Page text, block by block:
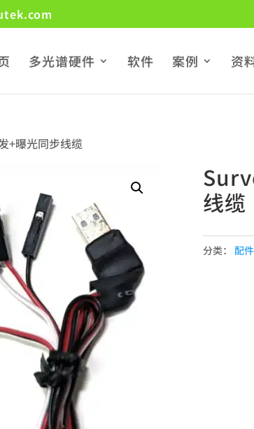
多光谱硬件 软件 案例 资
+曝光同步线缆
线缆
分类： 配件